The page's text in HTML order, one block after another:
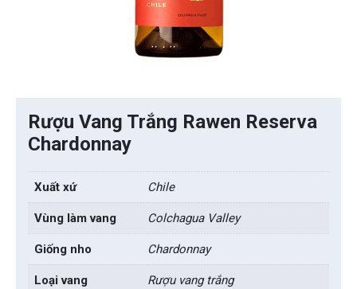
Rượu Vang Trắng Rawen Reserva
Chardonnay
Xuất xứ Chile
Vùng làm vang Colchagua Valley
Giống nho Chardonnay
Loại vang Rượu vang trắng